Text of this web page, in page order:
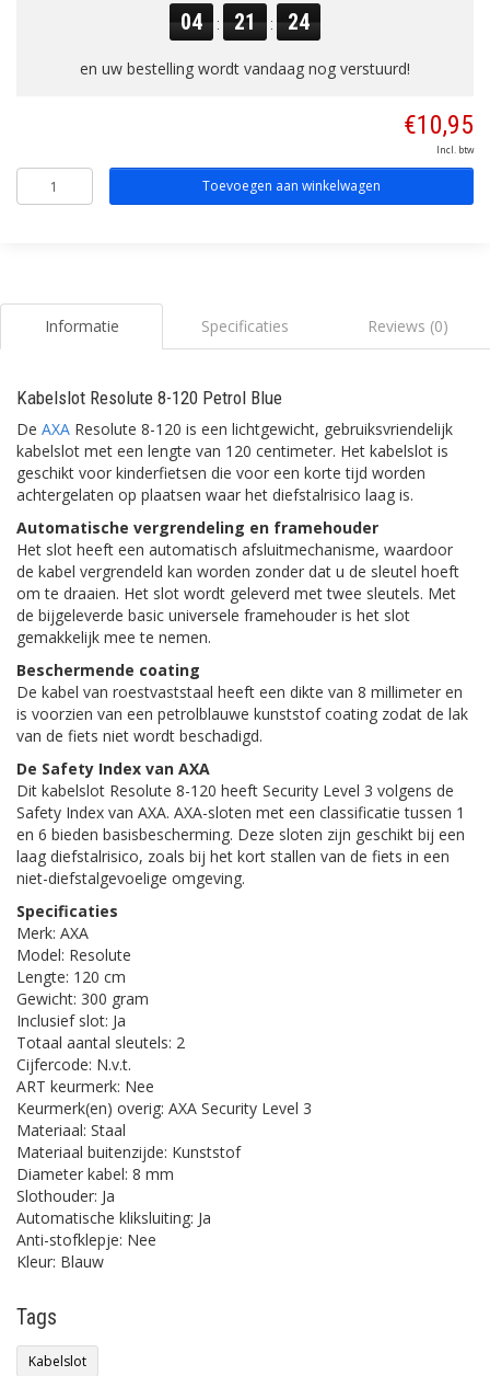
04 : 21 : 23
en uw bestelling wordt vandaag nog verstuurd!
€10,95
Incl. btw
Toevoegen aan winkelwagen
Informatie Specificaties Reviews (0)
Kabelslot Resolute 8-120 Petrol Blue
De AXA Resolute 8-120 is een lichtgewicht, gebruiksvriendelijk
kabelslot met een lengte van 120 centimeter. Het kabelslot is
geschikt voor kinderfietsen die voor een korte tijd worden
achtergelaten op plaatsen waar het diefstalrisico laag is.
Automatische vergrendeling en framehouder
Het slot heeft een automatisch afsluitmechanisme, waardoor
de kabel vergrendeld kan worden zonder dat u de sleutel hoeft
om te draaien. Het slot wordt geleverd met twee sleutels. Met
de bijgeleverde basic universele framehouder is het slot
gemakkelijk mee te nemen.
Beschermende coating
De kabel van roestvaststaal heeft een dikte van 8 millimeter en
is voorzien van een petrolblauwe kunststof coating zodat de lak
van de fiets niet wordt beschadigd.
De Safety Index van AXA
Dit kabelslot Resolute 8-120 heeft Security Level 3 volgens de
Safety Index van AXA. AXA-sloten met een classificatie tussen 1
en 6 bieden basisbescherming. Deze sloten zijn geschikt bij een
laag diefstalrisico, zoals bij het kort stallen van de fiets in een
niet-diefstalgevoelige omgeving.
Specificaties
Merk: AXA
Model: Resolute
Lengte: 120 cm
Gewicht: 300 gram
Inclusief slot: Ja
Totaal aantal sleutels: 2
Cijfercode: N.v.t.
ART keurmerk: Nee
Keurmerk(en) overig: AXA Security Level 3
Materiaal: Staal
Materiaal buitenzijde: Kunststof
Diameter kabel: 8 mm
Slothouder: Ja
Automatische kliksluiting: Ja
Anti-stofklepje: Nee
Kleur: Blauw
Tags
Kabelslot